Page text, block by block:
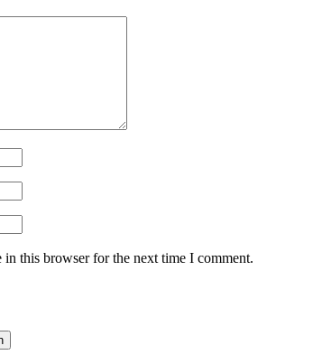
in this browser for the next time I comment.